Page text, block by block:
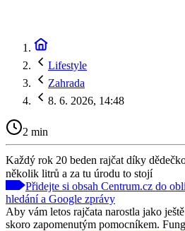
Lifestyle
Zahrada
8. 6. 2026, 14:48
2 min
Každý rok 20 beden rajčat díky
několik litrů a za tu úrodu to stojí
Přidejte si obsah Centrum.cz do
hledání a Google zprávy
Aby vám letos rajčata narostla jako
skoro zapomenutým pomocníkem.